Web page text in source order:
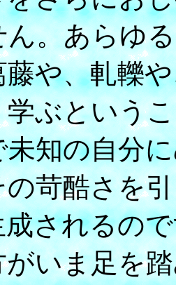
。あらゆ
や、軋轢
ぶという
知の自分
苛酷さを
されるの
いま足を踏